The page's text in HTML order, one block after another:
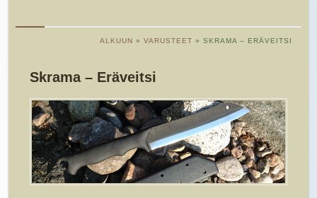
ALKUUN » VARUSTEET » SKRAMA – ERÄVEITSI
Skrama – Eräveitsi